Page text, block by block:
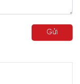
Gửi